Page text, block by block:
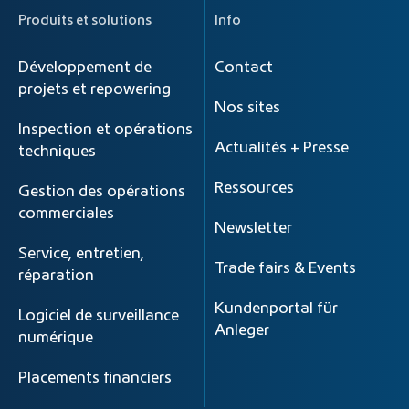
Produits et solutions
Développement de
projets et repowering
Inspection et opérations
techniques
Gestion des opérations
commerciales
Service, entretien,
réparation
Logiciel de surveillance
numérique
Placements financiers
Info
Contact
Nos sites
Actualités + Presse
Ressources
Newsletter
Trade fairs & Events
Kundenportal für
Anleger